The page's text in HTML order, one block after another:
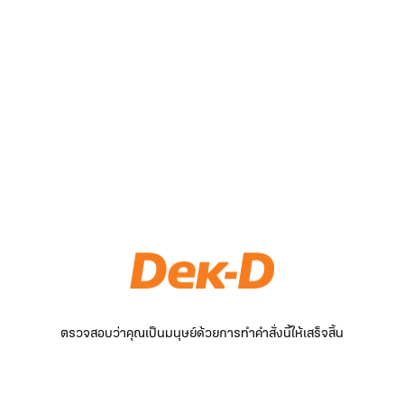
ตรวจสอบว่าคุณเป็นมนุษย์ด้วยการทำคำสั่งนี้ให้เสร็จสิ้น